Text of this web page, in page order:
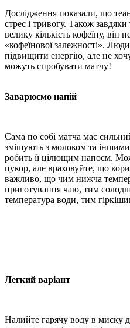
Дослідження показали, що
стрес і тривогу. Також завдяки
велику кількість кофеїну, він
«кофеїнової залежності».
підвищити енергію, але не
можуть спробувати матчу!
Заварюємо напій
Сама по собі матча має
змішують з молоком та
робить її цілющим напоєм.
цукор, але враховуйте, що
важливо, що чим нижча
приготування чаю, тим
температура води, тим
Легкий варіант
Налийте гарячу воду в миску